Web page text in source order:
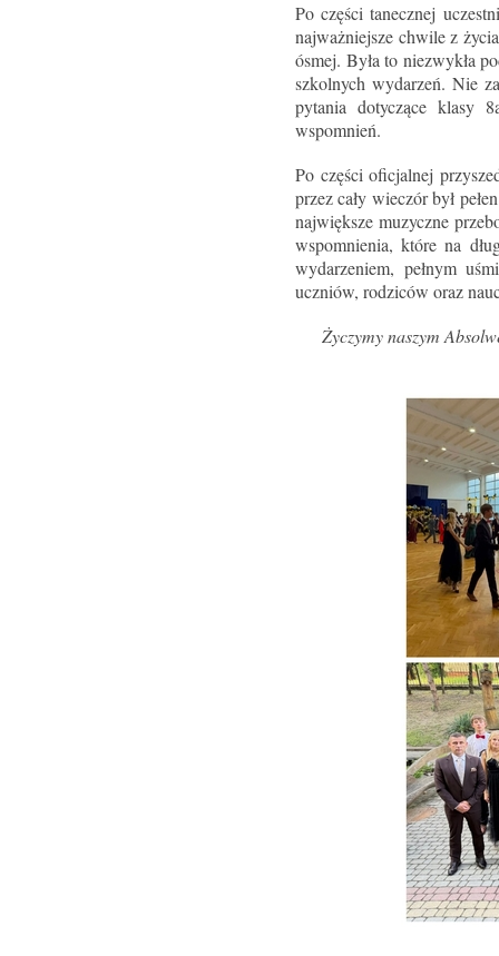
Po części tanecznej
najważniejsze chwile z
ósmej. Była to niezwykła
szkolnych wydarzeń. Nie
pytania dotyczące klasy
wspomnień.
Po części oficjalnej
przez cały wieczór był
największe muzyczne
wspomnienia, które na
wydarzeniem, pełnym
uczniów, rodziców oraz
Życzymy naszym